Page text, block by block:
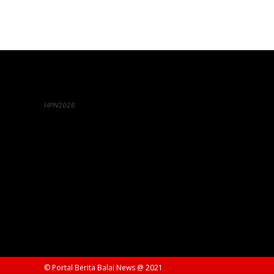
HPN2026
© Portal Berita Balai News @ 2021